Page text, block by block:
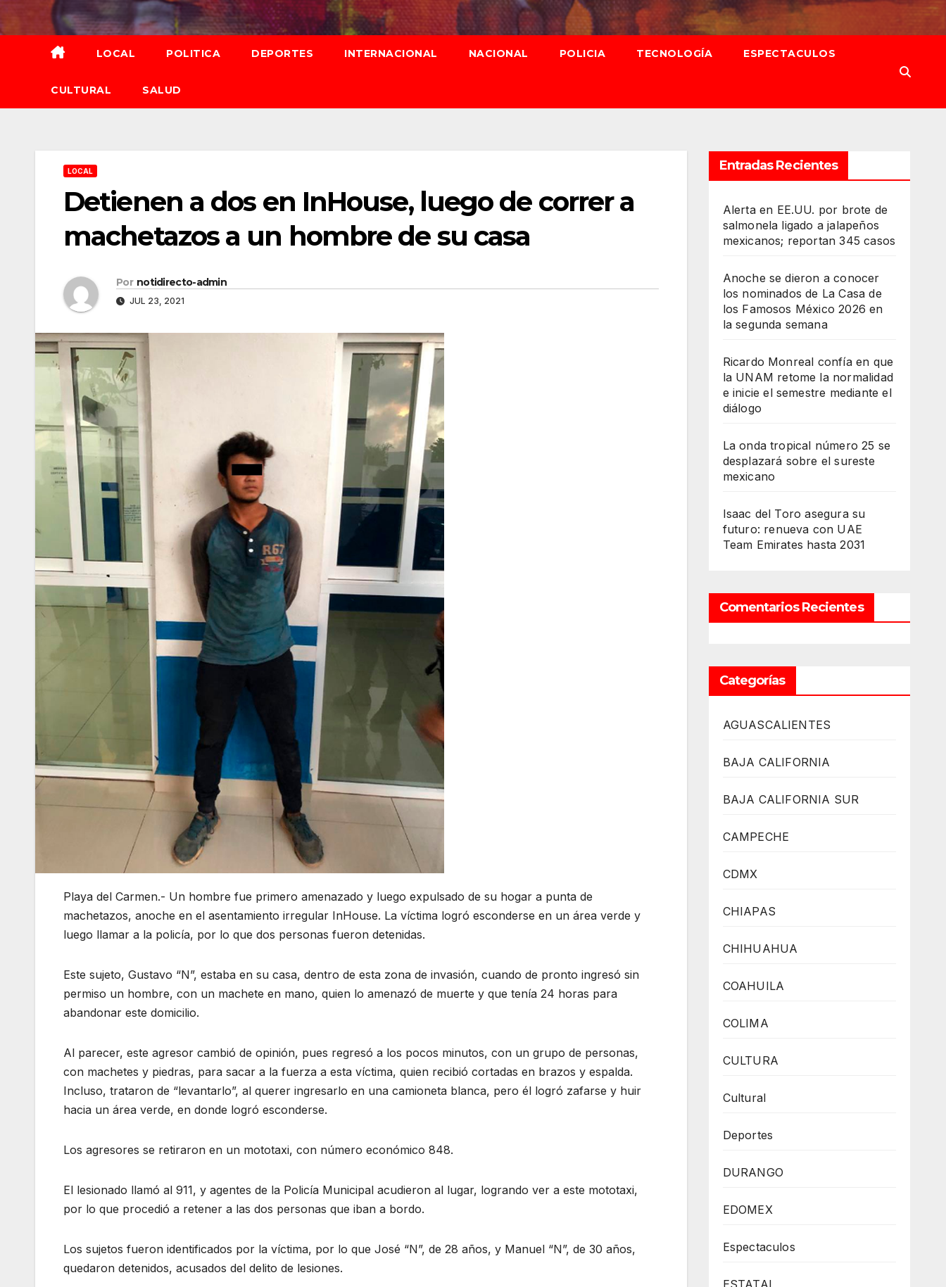
al
contenido
LOCAL POLITICA DEPORTES INTERNACIONAL NACIONAL POLICIA TECNOLOGÍA ESPECTACULOS
CULTURAL SALUD
LOCAL
Detienen a dos en InHouse, luego de correr a
machetazos a un hombre de su casa
Por notidirecto-admin
JUL 23, 2021
Playa del Carmen.- Un hombre fue primero amenazado y luego expulsado de su hogar a punta de
machetazos, anoche en el asentamiento irregular InHouse. La víctima logró esconderse en un área verde y
luego llamar a la policía, por lo que dos personas fueron detenidas.
Este sujeto, Gustavo “N”, estaba en su casa, dentro de esta zona de invasión, cuando de pronto ingresó sin
permiso un hombre, con un machete en mano, quien lo amenazó de muerte y que tenía 24 horas para
abandonar este domicilio.
Al parecer, este agresor cambió de opinión, pues regresó a los pocos minutos, con un grupo de personas,
con machetes y piedras, para sacar a la fuerza a esta víctima, quien recibió cortadas en brazos y espalda.
Incluso, trataron de “levantarlo”, al querer ingresarlo en una camioneta blanca, pero él logró zafarse y huir
hacia un área verde, en donde logró esconderse.
Los agresores se retiraron en un mototaxi, con número económico 848.
El lesionado llamó al 911, y agentes de la Policía Municipal acudieron al lugar, logrando ver a este mototaxi,
por lo que procedió a retener a las dos personas que iban a bordo.
Los sujetos fueron identificados por la víctima, por lo que José “N”, de 28 años, y Manuel “N”, de 30 años,
quedaron detenidos, acusados del delito de lesiones.
Entradas Recientes
Alerta en EE.UU. por brote de
salmonela ligado a jalapeños
mexicanos; reportan 345 casos
Anoche se dieron a conocer
los nominados de La Casa de
los Famosos México 2026 en
la segunda semana
Ricardo Monreal confía en que
la UNAM retome la normalidad
e inicie el semestre mediante el
diálogo
La onda tropical número 25 se
desplazará sobre el sureste
mexicano
Isaac del Toro asegura su
futuro: renueva con UAE
Team Emirates hasta 2031
Comentarios Recientes
Categorías
AGUASCALIENTES
BAJA CALIFORNIA
BAJA CALIFORNIA SUR
CAMPECHE
CDMX
CHIAPAS
CHIHUAHUA
COAHUILA
COLIMA
CULTURA
Cultural
Deportes
DURANGO
EDOMEX
Espectaculos
ESTATAL